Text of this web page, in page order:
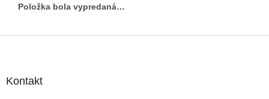
Položka bola vypredaná…
Kontakt